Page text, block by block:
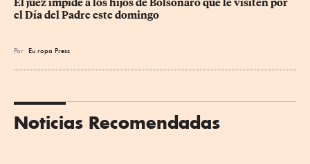
El juez impide a los hijos de Bolsonaro que le visiten por
el Día del Padre este domingo
Por Eu ropa Press
Noticias Recomendadas